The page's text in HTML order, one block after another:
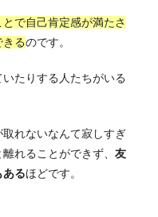
で自己肯定感が満たさ
るのです。
たりする人たちがいる
取れないなんて寂しすぎ
れることができず、 友
あるほどです。